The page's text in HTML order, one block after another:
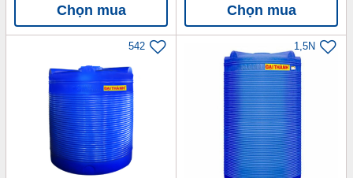
Chọn mua Chọn mua
542 1,5N